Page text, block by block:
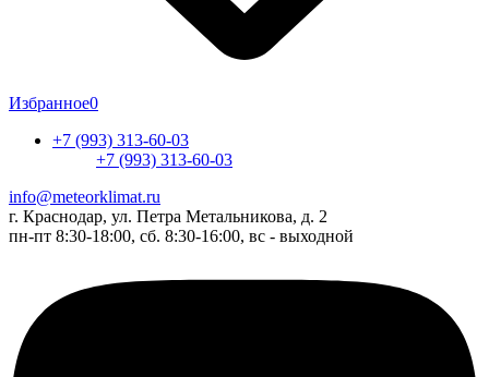
Избранное0
+7 (993) 313-60-03
+7 (993) 313-60-03
info@meteorklimat.ru
г. Краснодар, ул. Петра Метальникова, д. 2
пн-пт 8:30-18:00, сб. 8:30-16:00, вс - выходной